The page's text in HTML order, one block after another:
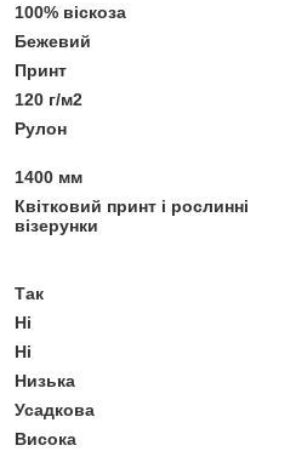
100% віскоза
Бежевий
Принт
120 г/м2
Рулон
1400 мм
Квітковий принт і рослинні
візерунки
Так
Ні
Ні
Низька
Усадкова
Висока